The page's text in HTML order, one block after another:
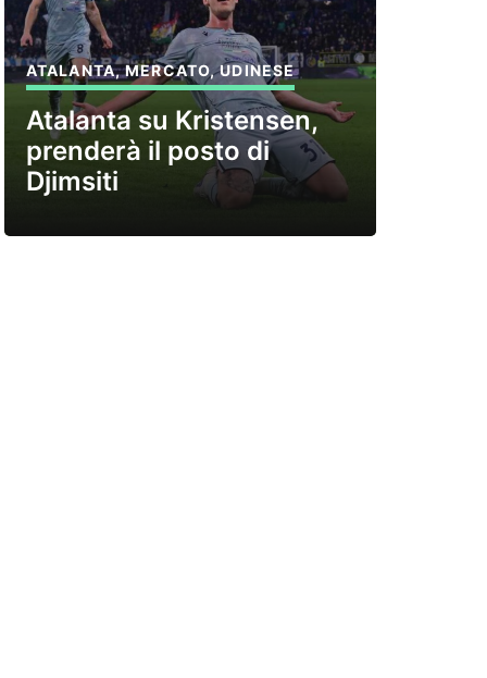
ATALANTA,MERCATO,UDINESE
Atalanta su Kristensen,
prenderà il posto di
Djimsiti